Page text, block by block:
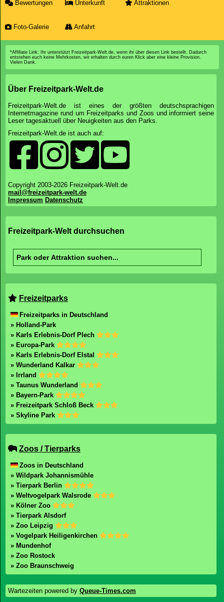
Bewertungen Unterkunft Attraktionen
Foto-Galerie Anfahrt
*Affiliate Link: Ihr unterstützt Freizeitpark-Welt.de, wenn ihr über diesen Link bestellt. Dadurch
entstehen euch keine Mehrkosten, wir erhalten durch euren Klick aber eine kleine Provision.
Vielen Dank.
Über Freizeitpark-Welt.de
Freizeitpark-Welt.de ist eines der größten deutschsprachigen
Internetmagazine rund um Freizeitparks und Zoos und informiert seine
Leser tagesaktuell über Neuigkeiten aus den Parks.
Freizeitpark-Welt.de ist auch auf:
Copyright 2003-2026 Freizeitpark-Welt.de
mail@freizeitpark-welt.de
Impressum Datenschutz
Freizeitpark-Welt durchsuchen
Freizeitparks
Freizeitparks in Deutschland
» Holland-Park
» Karls Erlebnis-Dorf Plech
» Europa-Park
» Karls Erlebnis-Dorf Elstal
» Wunderland Kalkar
» Irrland
» Taunus Wunderland
» Bayern-Park
» Freizeitpark Schloß Beck
» Skyline Park
Zoos / Tierparks
Zoos in Deutschland
» Wildpark Johannismühle
» Tierpark Berlin
» Weltvogelpark Walsrode
» Kölner Zoo
» Tierpark Alsdorf
» Zoo Leipzig
» Vogelpark Heiligenkirchen
» Mundenhof
» Zoo Rostock
» Zoo Braunschweig
Wartezeiten powered by Queue-Times.com